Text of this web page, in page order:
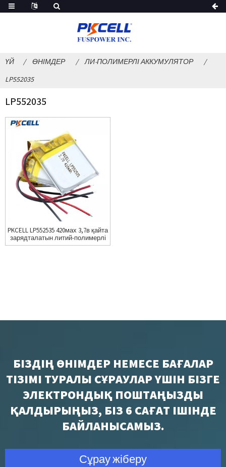
ҮЙ ӨНІМДЕР
ЛИ-ПОЛИМЕРЛІ АККУМУЛЯТОР
LP552035
LP552035
PKCELL LP552535 420мах 3,7в қайта
зарядталатын литий-полимерлі
батарея
БІЗДІҢ ӨНІМДЕР НЕМЕСЕ БАҒАЛАР
ТІЗІМІ ТУРАЛЫ СҰРАУЛАР ҮШІН БІЗГЕ
ЭЛЕКТРОНДЫҚ ПОШТАҢЫЗДЫ
ҚАЛДЫРЫҢЫЗ, БІЗ 6 САҒАТ ІШІНДЕ
БАЙЛАНЫСАМЫЗ.
Сұрау жіберу